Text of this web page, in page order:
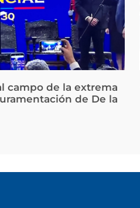
campo de la extrema
de De la